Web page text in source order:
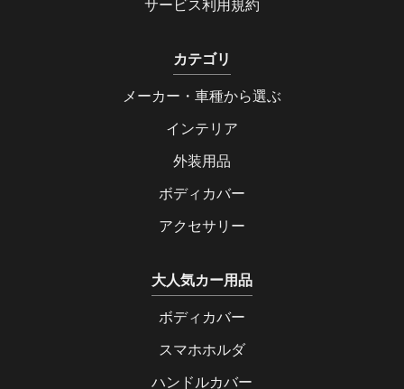
サービス利用規約
カテゴリ
メーカー・車種から選ぶ
インテリア
外装用品
ボディカバー
アクセサリー
大人気カー用品
ボディカバー
スマホホルダ
ハンドルカバー